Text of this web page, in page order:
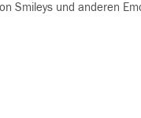
Smileys und anderen